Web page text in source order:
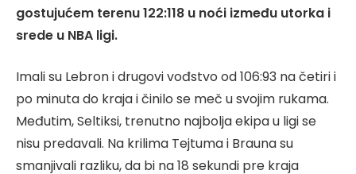
gostujućem terenu 122:118 u noći između utorka i
srede u NBA ligi.
Imali su Lebron i drugovi vođstvo od 106:93 na četiri i
po minuta do kraja i činilo se meč u svojim rukama.
Međutim, Seltiksi, trenutno najbolja ekipa u ligi se
nisu predavali. Na krilima Tejtuma i Brauna su
smanjivali razliku, da bi na 18 sekundi pre kraja